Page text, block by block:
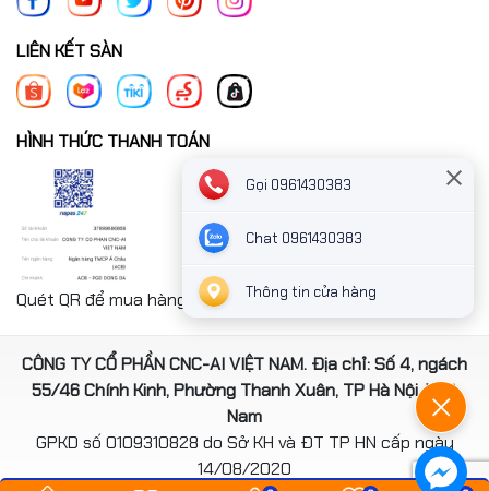
LIÊN KẾT SÀN
HÌNH THỨC THANH TOÁN
Quét QR để mua hàng nhanh chóng thanh toán công ty
CÔNG TY CỔ PHẦN CNC-AI VIỆT NAM. Địa chỉ: Số 4, ngách
55/46 Chính Kinh, Phường Thanh Xuân, TP Hà Nội, Việt
Nam
GPKD số 0109310828 do Sở KH và ĐT TP HN cấp ngày
14/08/2020
Gọi 0961430383
Chat 0961430383
Thông tin cửa hàng